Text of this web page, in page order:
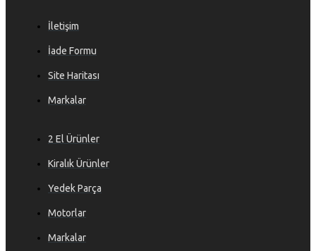
İletişim
İade Formu
Site Haritası
Markalar
2 El Ürünler
Kiralık Ürünler
Yedek Parça
Motorlar
Markalar